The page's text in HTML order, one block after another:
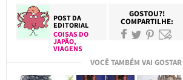
POST DA
EDITORIAL
COISAS DO
JAPÃO,
VIAGENS
GOSTOU?!
COMPARTILHE:
VOCÊ TAMBÉM VAI GOSTAR